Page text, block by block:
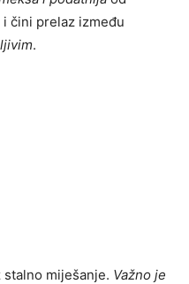
čini prelaz između
.
stalno miješanje. Važno je